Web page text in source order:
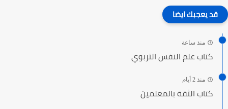
قد يعجبك ايضا
منذ ساعة
كتاب علم النفس التربوي
منذ 2 أيام
كتاب الثقة بالمعلمين